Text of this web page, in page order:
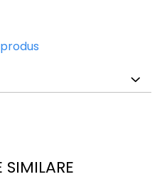
SIMILARE